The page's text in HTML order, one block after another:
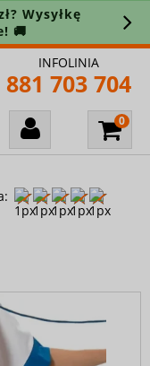
Wysyłkę
🚚
INFOLINIA
881 703 704